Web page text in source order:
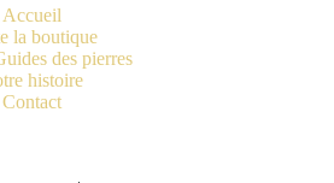
Accueil
la boutique
des pierres
histoire
Contact